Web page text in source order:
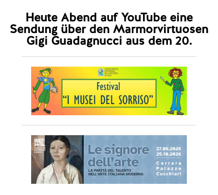
Heute Abend auf YouTube eine
Sendung über den Marmorvirtuosen
Gigi Guadagnucci aus dem 20.